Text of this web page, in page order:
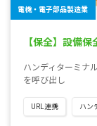
電機・電子部品製造業
【保全】設備
ハンディターミナ
を呼び出し
URL連携 ハン